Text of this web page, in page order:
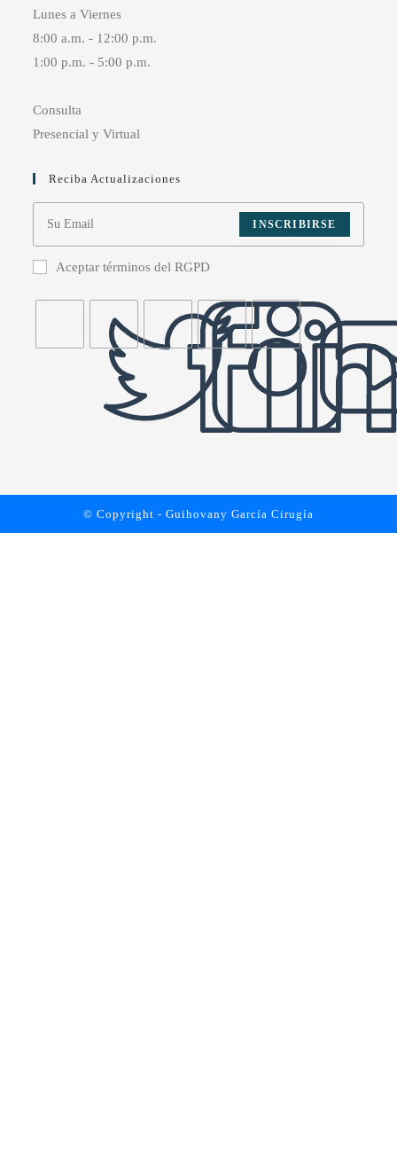
Lunes a Viernes
8:00 a.m. - 12:00 p.m.
1:00 p.m. - 5:00 p.m.
Consulta
Presencial y Virtual
Reciba Actualizaciones
INSCRIBIRSE
Aceptar términos del RGPD
© Copyright - Guihovany García Cirugía